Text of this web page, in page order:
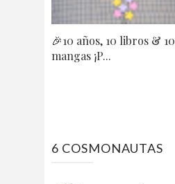
🎉10 años, 10 libros & 10
mangas ¡P...
6 COSMONAUTAS